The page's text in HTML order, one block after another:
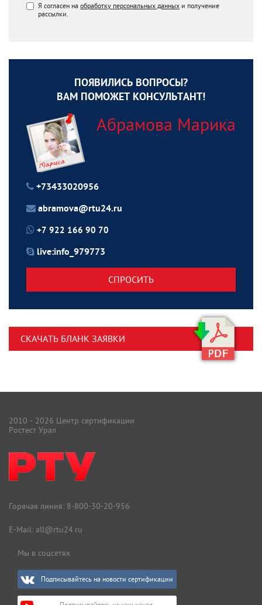
Я согласен на обработку персональных данных и получение
рассылки.
ПОЯВИЛИСЬ ВОПРОСЫ?
ВАМ ПОМОЖЕТ КОНСУЛЬТАНТ!
Абрамова Марика
+73433020956
abramova@rtu24.ru
+7 922 166 90 70
live:info_979773
СПРОСИТЬ
СКАЧАТЬ БЛАНК ЗАЯВКИ
2010 - 2026 Центр сертификации
Ростест Урал
Горячая линия: 8-800-30-20-956
E-Mail: all@rtu24.ru
Мы в соцсетях
Подписывайтесь на новости сертификации